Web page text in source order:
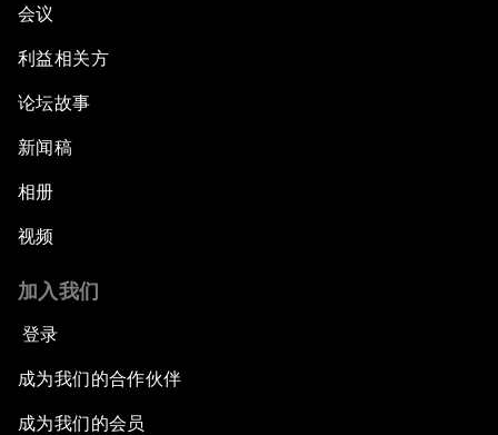
会议
利益相关方
论坛故事
新闻稿
相册
视频
加入我们
登录
成为我们的合作伙伴
成为我们的会员